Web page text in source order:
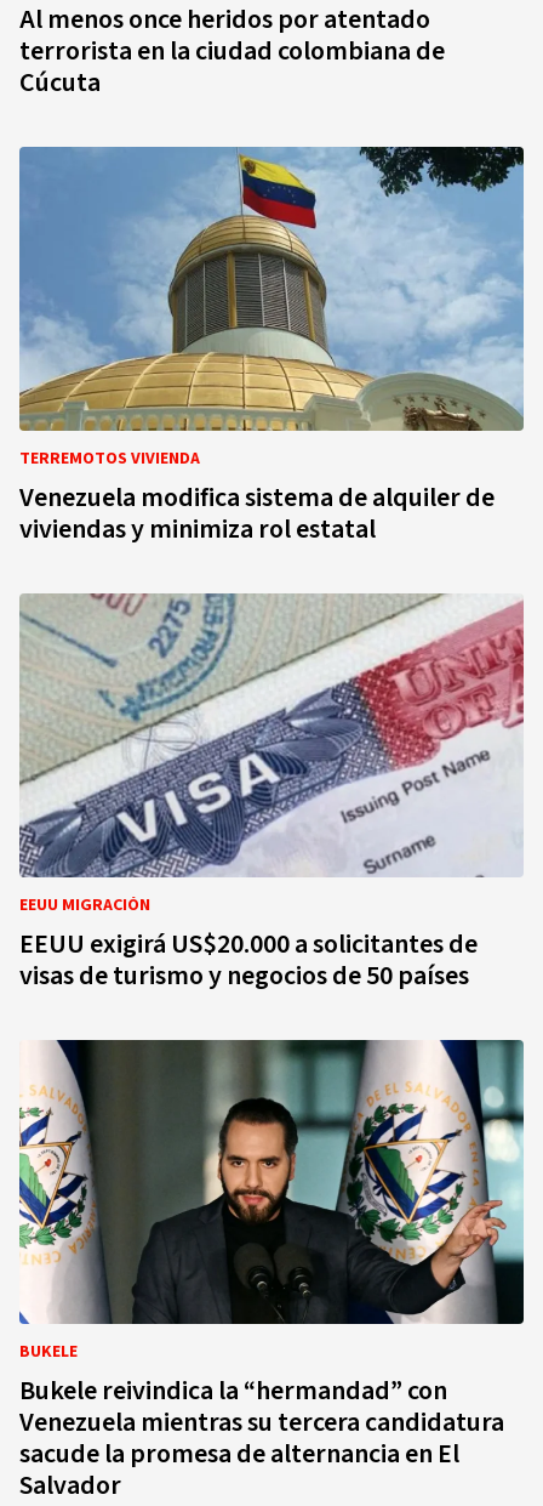
Al menos once heridos por atentado
terrorista en la ciudad colombiana de
Cúcuta
TERREMOTOS VIVIENDA
Venezuela modifica sistema de alquiler de
viviendas y minimiza rol estatal
EEUU MIGRACIÓN
EEUU exigirá US$20.000 a solicitantes de
visas de turismo y negocios de 50 países
BUKELE
Bukele reivindica la “hermandad” con
Venezuela mientras su tercera candidatura
sacude la promesa de alternancia en El
Salvador